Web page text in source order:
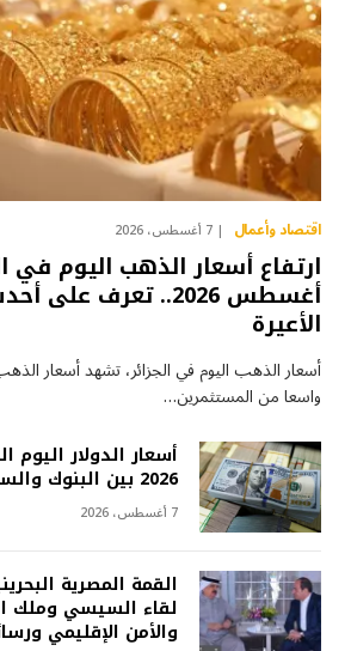
اقتصاد وأعمال 7 أغسطس، 2026
أغسطس 2026.. تعرف
الأعيرة
أسعار الذهب اليوم في الجزائر، تشهد أسعار
واسعا من المستثمرين…
2026 بين البنوك والسوق الموازية
7 أغسطس، 2026
لقاء السيسي وملك
والأمن الإقليمي